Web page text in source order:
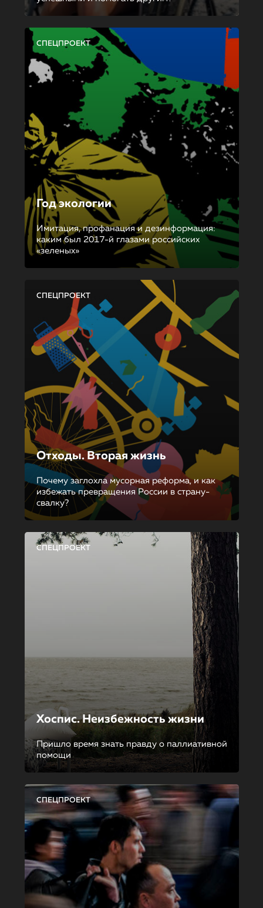
СПЕЦПРОЕКТ
Год экологии
Имитация, профанация и дезинформация:
каким был 2017-й глазами российских
«зеленых»
СПЕЦПРОЕКТ
Отходы. Вторая жизнь
Почему заглохла мусорная реформа, и как
избежать превращения России в страну-
свалку?
СПЕЦПРОЕКТ
Хоспис. Неизбежность жизни
Пришло время знать правду о паллиативной
помощи
СПЕЦПРОЕКТ